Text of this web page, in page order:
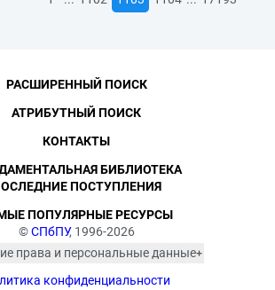
©СПбПУ, 1996-2026
права и персональные данные
лиц в соответствии
конфиденциальности
РАСШИРЕННЫЙ ПОИСК
АТРИБУТНЫЙ ПОИСК
КОНТАКТЫ
БИБЛИОТЕКА
ПОСТУПЛЕНИЯ
ПОПУЛЯРНЫЕ РЕСУРСЫ